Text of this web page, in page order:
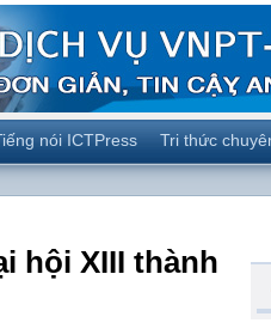
nói ICTPress Tri thức
hội XIII thành